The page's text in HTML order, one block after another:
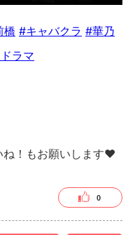
橋 #キャバクラ #華乃
ラマ
ね！もお願いします❤
0